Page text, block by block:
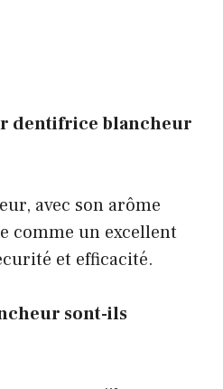
dentifrice blancheur
avec son arôme
comme un excellent
et efficacité.
sont-ils